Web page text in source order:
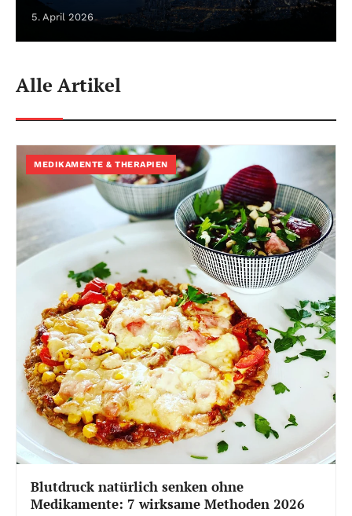
5. April 2026
Alle Artikel
MEDIKAMENTE & THERAPIEN
Blutdruck natürlich senken ohne
Medikamente: 7 wirksame Methoden 2026